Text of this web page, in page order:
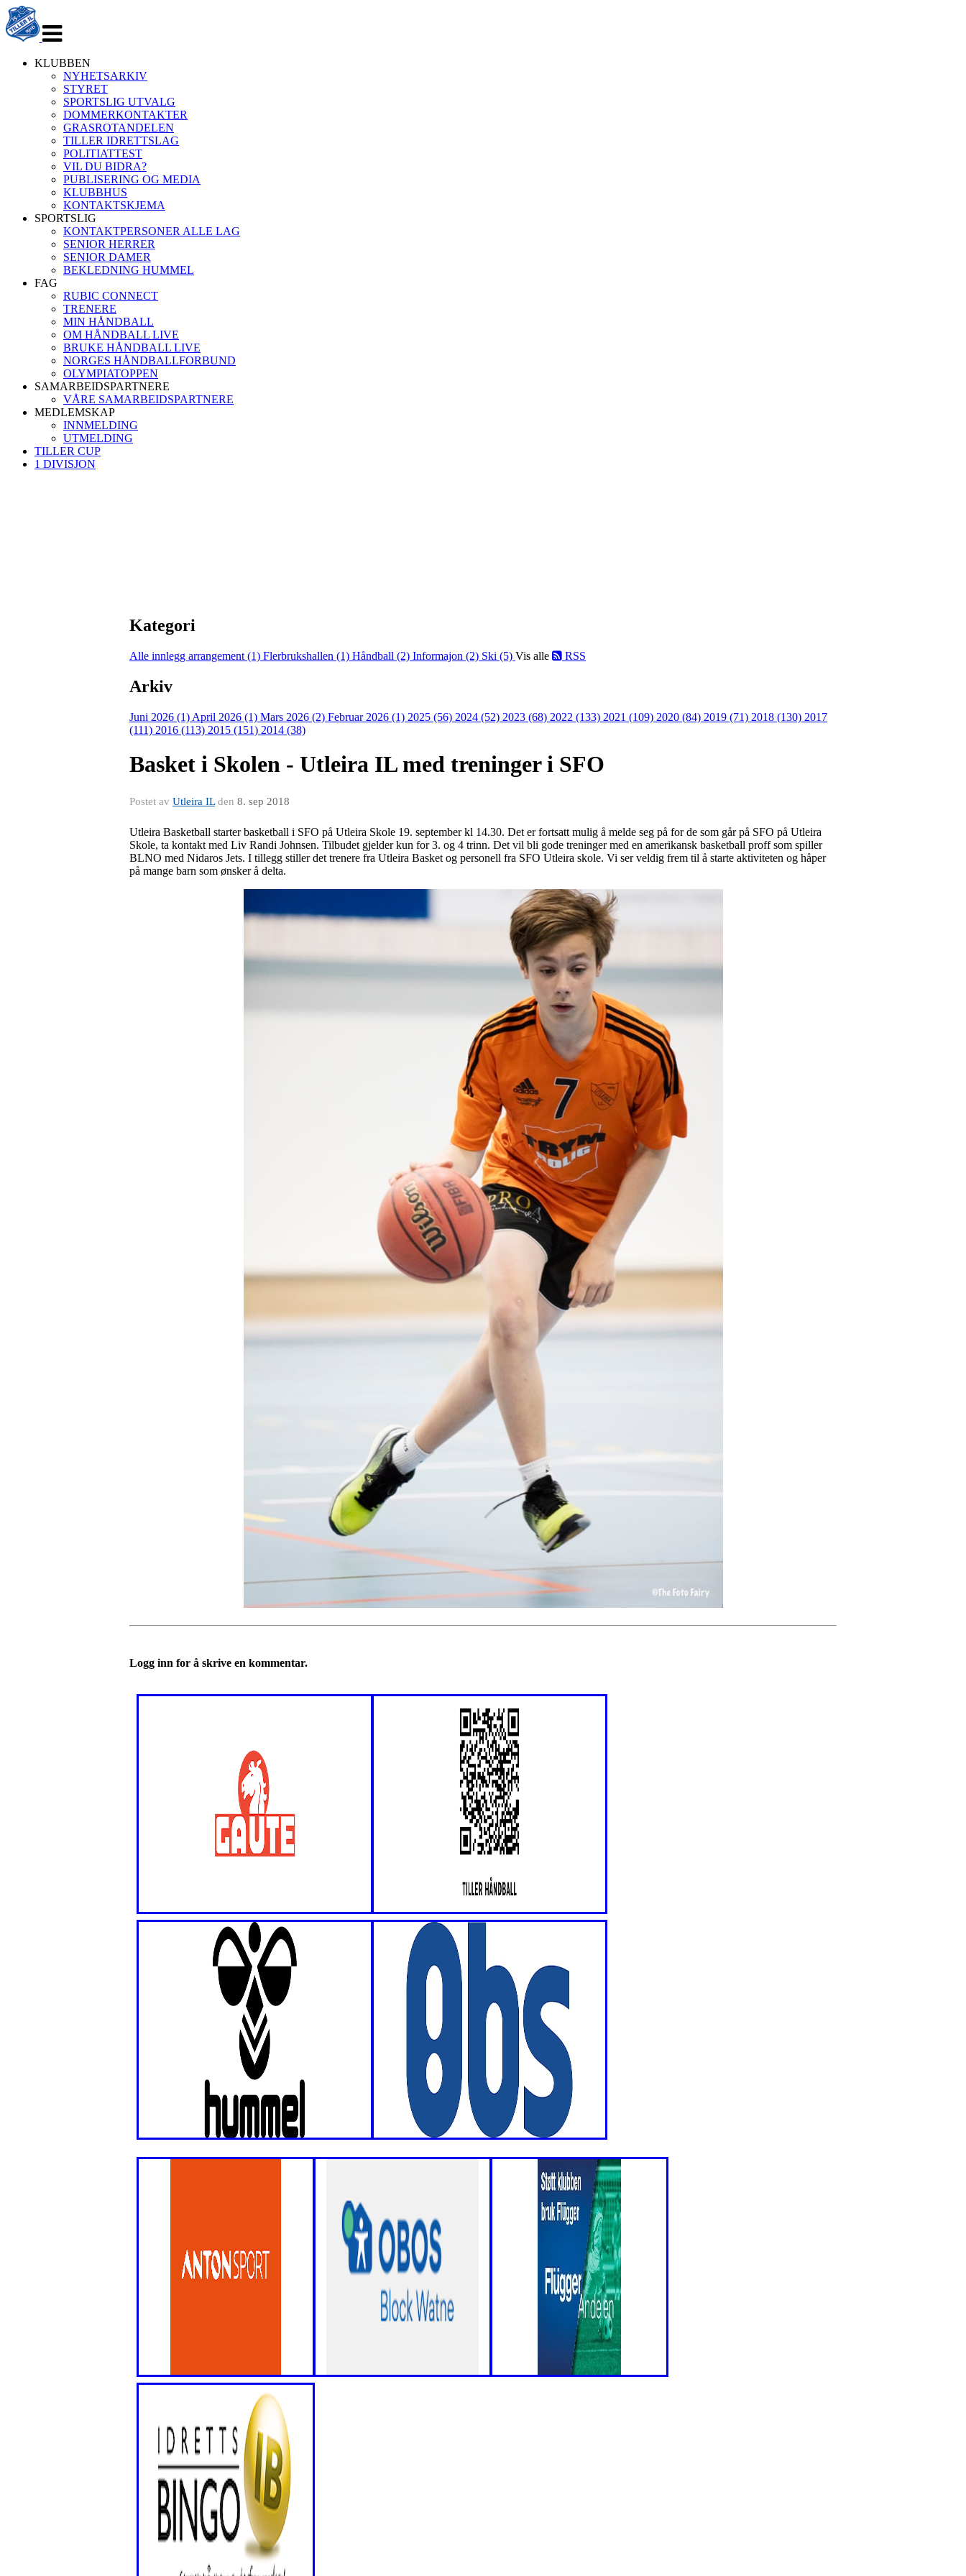
navigasjon
KLUBBEN
NYHETSARKIV
STYRET
SPORTSLIG UTVALG
DOMMERKONTAKTER
GRASROTANDELEN
TILLER IDRETTSLAG
POLITIATTEST
VIL DU BIDRA?
PUBLISERING OG MEDIA
KLUBBHUS
KONTAKTSKJEMA
SPORTSLIG
KONTAKTPERSONER ALLE LAG
SENIOR HERRER
SENIOR DAMER
BEKLEDNING HUMMEL
FAG
RUBIC CONNECT
TRENERE
MIN HÅNDBALL
OM HÅNDBALL LIVE
BRUKE HÅNDBALL LIVE
NORGES HÅNDBALLFORBUND
OLYMPIATOPPEN
SAMARBEIDSPARTNERE
VÅRE SAMARBEIDSPARTNERE
MEDLEMSKAP
INNMELDING
UTMELDING
TILLER CUP
1 DIVISJON
Kategori
Alle innlegg arrangement (1) Flerbrukshallen (1) Håndball (2) Informajon (2) Ski (5) Vis alle RSS
Arkiv
Juni 2026 (1) April 2026 (1) Mars 2026 (2) Februar 2026 (1) 2025 (56) 2024 (52) 2023 (68) 2022 (133) 2021 (109) 2020 (84) 2019 (71) 2018 (130) 2017
(111) 2016 (113) 2015 (151) 2014 (38)
Basket i Skolen - Utleira IL med treninger i SFO
Postet av Utleira ILden 8. sep 2018
Utleira Basketball starter basketball i SFO på Utleira Skole 19. september kl 14.30. Det er fortsatt mulig å melde seg på for de som går på SFO på Utleira
Skole, ta kontakt med Liv Randi Johnsen. Tilbudet gjelder kun for 3. og 4 trinn. Det vil bli gode treninger med en amerikansk basketball proff som spiller
BLNO med Nidaros Jets. I tillegg stiller det trenere fra Utleira Basket og personell fra SFO Utleira skole. Vi ser veldig frem til å starte aktiviteten og håper
på mange barn som ønsker å delta.
Logg inn for å skrive en kommentar.